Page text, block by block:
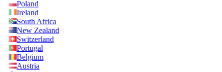
Poland
Ireland
South Africa
New Zealand
Switzerland
Portugal
Belgium
Austria